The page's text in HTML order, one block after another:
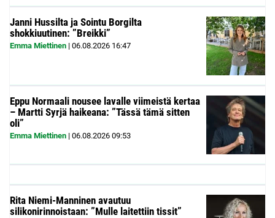
Janni Hussilta ja Sointu Borgilta
shokkiuutinen: ”Breikki”
Emma Miettinen | 06.08.2026 16:47
Eppu Normaali nousee lavalle viimeistä kertaa
– Martti Syrjä haikeana: ”Tässä tämä sitten
oli”
Emma Miettinen | 06.08.2026 09:53
Rita Niemi-Manninen avautuu
silikonirinnoistaan: ”Mulle laitettiin tissit”